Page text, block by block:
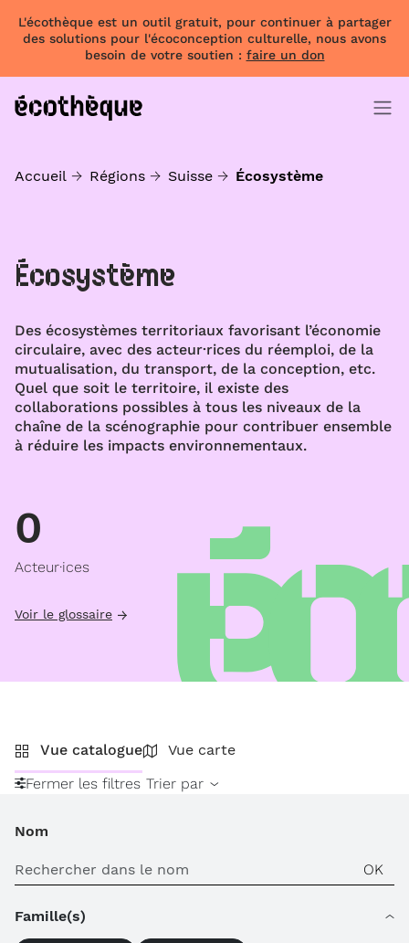
L'écothèque est un outil gratuit, pour continuer à partager
des solutions pour l'écoconception culturelle, nous avons
besoin de votre soutien : faire un don
Accueil Régions Suisse Écosystème
Écosystème
Des écosystèmes territoriaux favorisant l’économie
circulaire, avec des acteur·rices du réemploi, de la
mutualisation, du transport, de la conception, etc.
Quel que soit le territoire, il existe des
collaborations possibles à tous les niveaux de la
chaîne de la scénographie pour contribuer ensemble
à réduire les impacts environnementaux.
0
Acteur·ices
Voir le glossaire
Vue catalogue
Vue carte
Fermer les filtres Trier par
Nom
Famille(s)